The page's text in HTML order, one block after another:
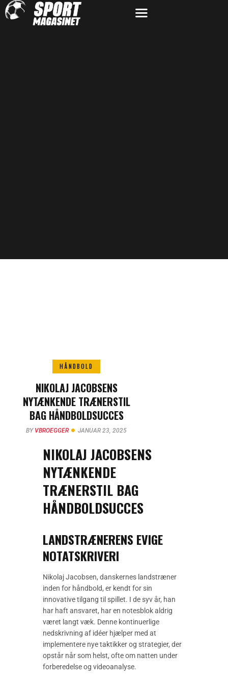
HÅNDBOLD
NIKOLAJ JACOBSENS
NYTÆNKENDE TRÆNERSTIL
BAG HÅNDBOLDSUCCES
BY VBROEGGER JANUAR 23, 2025
NIKOLAJ JACOBSENS
NYTÆNKENDE
TRÆNERSTIL BAG
HÅNDBOLDSUCCES
LANDSTRÆNERENS EVIGE
NOTATSKRIVERI
Nikolaj Jacobsen, danskernes landstræner
inden for håndbold, er kendt for sin
innovative tilgang til spillet. I de syv år, han
har haft ansvaret, har en notesblok aldrig
været langt væk. Denne kontinuerlige
nedskrivning af idéer hjælper med at
implementere nye taktikker og strategier, der
opstår når som helst, ofte om natten under
forberedelse og videoanalyse.